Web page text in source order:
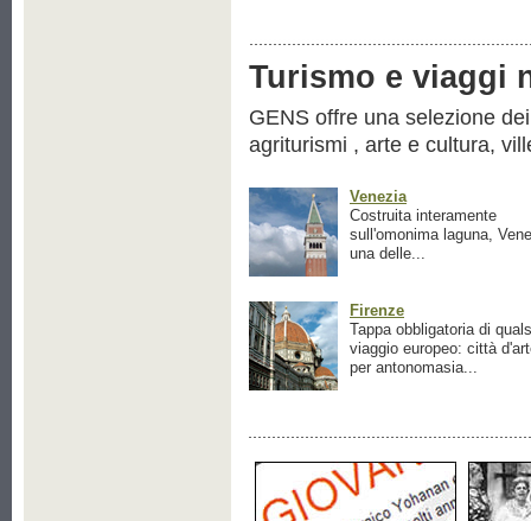
Turismo e viaggi
GENS offre una selezione
agriturismi , arte e cultura,
Venezia
Costruita interamente
sull'omonima laguna,
una delle...
Firenze
Tappa obbligatoria di
viaggio europeo: città
per antonomasia...